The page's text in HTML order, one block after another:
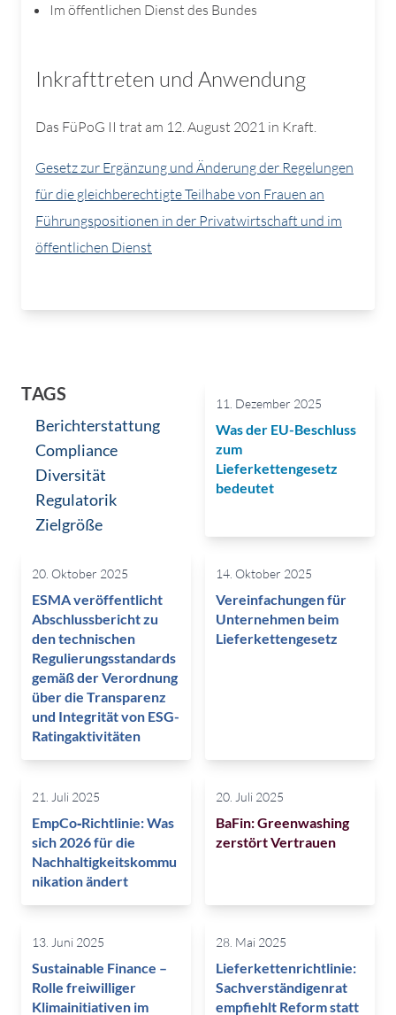
Im öffentlichen Dienst des Bundes
Inkrafttreten und Anwendung
Das FüPoG II trat am 12. August 2021 in Kraft.
Gesetz zur Ergänzung und Änderung der Regelungen
für die gleichberechtigte Teilhabe von Frauen an
Führungspositionen in der Privatwirtschaft und im
öffentlichen Dienst
TAGS
Berichterstattung
Compliance
Diversität
Regulatorik
Zielgröße
11. Dezember 2025
Was der EU-Beschluss
zum
Lieferkettengesetz
bedeutet
20. Oktober 2025
ESMA veröffentlicht
Abschlussbericht zu
den technischen
Regulierungsstandards
gemäß der Verordnung
über die Transparenz
und Integrität von ESG-
Ratingaktivitäten
14. Oktober 2025
Vereinfachungen für
Unternehmen beim
Lieferkettengesetz
21. Juli 2025
EmpCo‑Richtlinie: Was
sich 2026 für die
Nachhaltigkeitskommu
nikation ändert
20. Juli 2025
BaFin: Greenwashing
zerstört Vertrauen
13. Juni 2025
Sustainable Finance –
Rolle freiwilliger
Klimainitiativen im
28. Mai 2025
Lieferkettenrichtlinie:
Sachverständigenrat
empfiehlt Reform statt